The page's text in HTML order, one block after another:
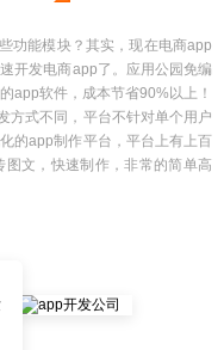
功能模块？其实，现在电商app
开发电商app了。应用公园免编
app软件，成本节省90%以上！
方式不同，平台不针对单个用户
的app制作平台，平台上有上百
文，快速制作，非常的简单高